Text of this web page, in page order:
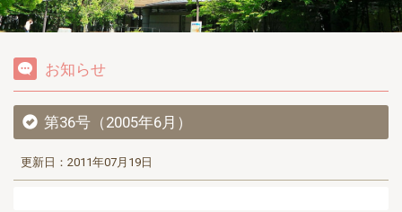
お知らせ
第36号（2005年6月）
更新日：2011年07月19日